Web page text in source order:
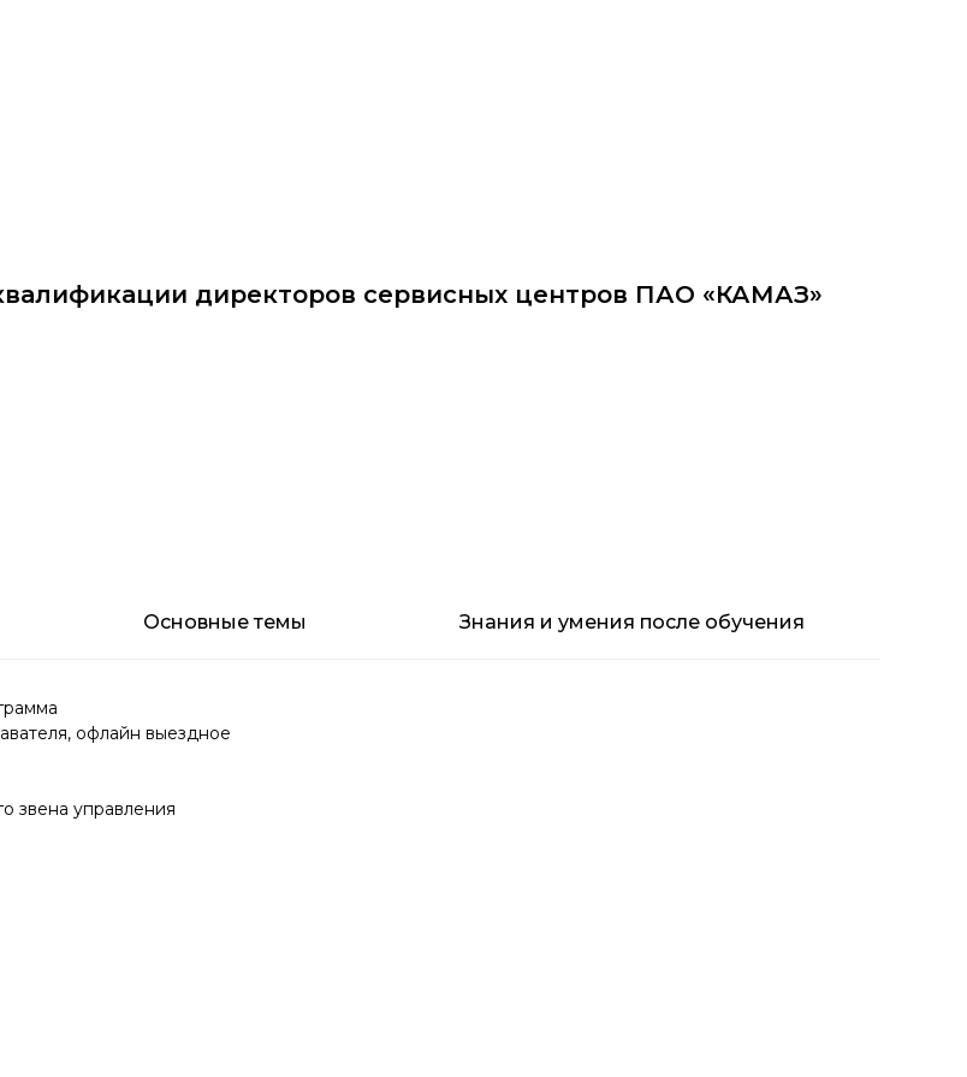
директоров сервисных центров ПАО «КАМАЗ»
Основные темы Знания и умения после обучения
офлайн выездное
звена управления